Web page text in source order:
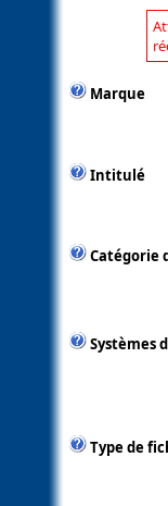
Marque
Intitulé
Catégorie
Systèmes
Type de